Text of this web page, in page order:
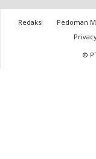
Redaksi Pedoman
©